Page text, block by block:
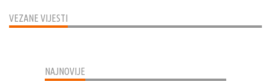
VEZANE VIJESTI
NAJNOVIJE